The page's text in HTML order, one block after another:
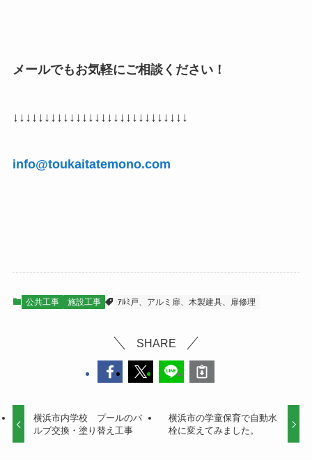
メールでもお気軽にご相談ください！
↓↓↓↓↓↓↓↓↓↓↓↓↓↓↓↓↓↓↓↓↓↓↓↓↓↓↓↓
info@toukaitatemono.com
公共工事 施設工事 ｱﾙﾐ戸、アルミ扉、木製建具、扉修理
SHARE
横浜市内学校 プールのバ
ルブ交換・塗り替え工事
横浜市の学童保育で自動水
栓に変えてみました。